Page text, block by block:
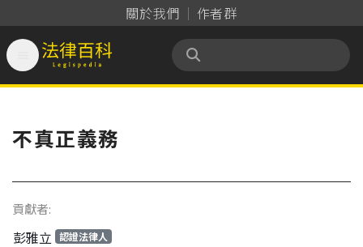
關於我們 作者群
法律百科 Legispedia
不真正義務
貢獻者:
彭雅立 認證法律人